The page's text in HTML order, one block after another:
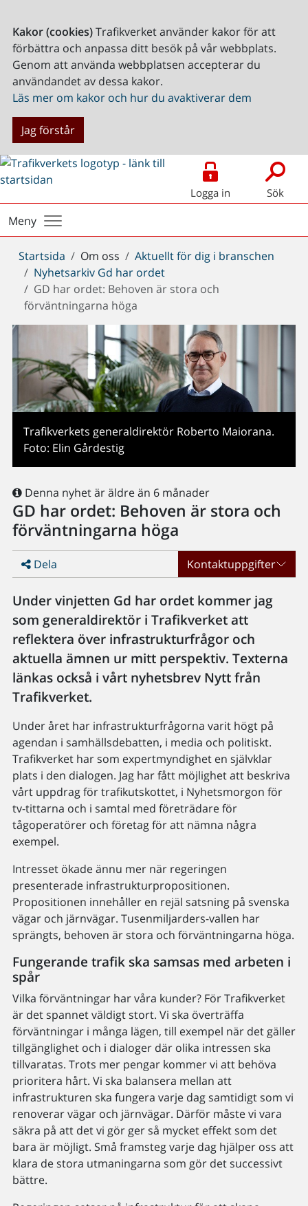
Kakor (cookies)Trafikverket använder kakor för att
förbättra och anpassa ditt besök på vår webbplats.
Genom att använda webbplatsen accepterar du
användandet av dessa kakor.
Läs mer om kakor och hur du avaktiverar dem
Jag förstår
Logga in Sök
Meny
Du
är
här:
Startsida Om oss
Aktuellt för dig i branschen
Nyhetsarkiv Gd har ordet
GD har ordet: Behoven är stora och
förväntningarna höga
Trafikverkets generaldirektör Roberto Maiorana.
Foto: Elin Gårdestig
Denna nyhet är äldre än 6 månader
GD har ordet: Behoven är stora och
förväntningarna höga
Dela Kontaktuppgifter
Under vinjetten Gd har ordet kommer jag
som generaldirektör i Trafikverket att
reflektera över infrastrukturfrågor och
aktuella ämnen ur mitt perspektiv. Texterna
länkas också i vårt nyhetsbrev Nytt från
Trafikverket.
Under året har infrastrukturfrågorna varit högt på
agendan i samhällsdebatten, i media och politiskt.
Trafikverket har som expertmyndighet en självklar
plats i den dialogen. Jag har fått möjlighet att beskriva
vårt uppdrag för trafikutskottet, i Nyhetsmorgon för
tv-tittarna och i samtal med företrädare för
tågoperatörer och företag för att nämna några
exempel.
Intresset ökade ännu mer när regeringen
presenterade infrastrukturpropositionen.
Propositionen innehåller en rejäl satsning på svenska
vägar och järnvägar. Tusenmiljarders-vallen har
sprängts, behoven är stora och förväntningarna höga.
Fungerande trafik ska samsas med arbeten i
spår
Vilka förväntningar har våra kunder? För Trafikverket
är det spannet väldigt stort. Vi ska överträffa
förväntningar i många lägen, till exempel när det gäller
tillgänglighet och i dialoger där olika intressen ska
tillvaratas. Trots mer pengar kommer vi att behöva
prioritera hårt. Vi ska balansera mellan att
infrastrukturen ska fungera varje dag samtidigt som vi
renoverar vägar och järnvägar. Därför måste vi vara
säkra på att det vi gör ger så mycket effekt som det
bara är möjligt. Små framsteg varje dag hjälper oss att
klara de stora utmaningarna som gör det successivt
bättre.